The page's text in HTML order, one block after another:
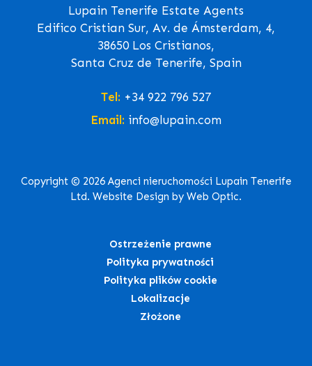
Lupain Tenerife Estate Agents
Edifico Cristian Sur, Av. de Ámsterdam, 4,
38650 Los Cristianos,
Santa Cruz de Tenerife, Spain
Tel: +34 922 796 527
Email: info@lupain.com
Copyright © 2026 Agenci nieruchomości Lupain Tenerife
Ltd. Website Design by Web Optic.
Ostrzeżenie prawne
Polityka prywatności
Polityka plików cookie
Lokalizacje
Złożone